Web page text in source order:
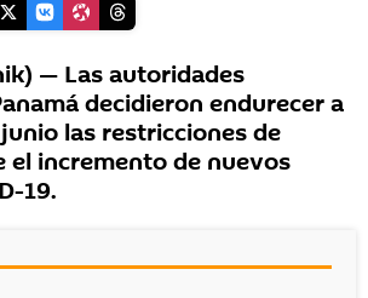
— Las autoridades
decidieron endurecer a
las restricciones de
el incremento de nuevos
19.